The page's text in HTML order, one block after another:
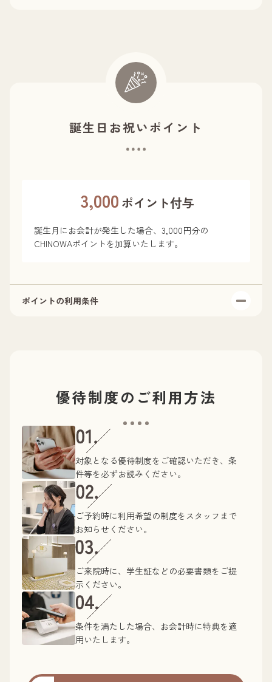
誕生日お祝いポイント
3,000 ポイント付与
誕生月にお会計が発生した場合、3,000円分の
CHINOWAポイントを加算いたします。
ポイントの利用条件
(※ポイントについての詳細は「CHINOWAポイント
をご覧ください。)
優待制度の ご利用方法
対象となる優待制度をご確認いただき、条
件等を必ずお読みください。
ご予約時に利用希望の制度をスタッフまで
お知らせください。
ご来院時に、学生証などの必要書類をご提
示ください。
条件を満たした場合、お会計時に特典を適
用いたします。